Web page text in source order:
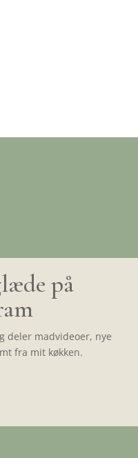
på
deler madvideoer, nye
fra mit køkken.